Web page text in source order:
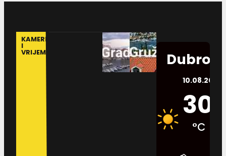
KAMERE
I
VRIJEME
10.08.2026.
30
°C